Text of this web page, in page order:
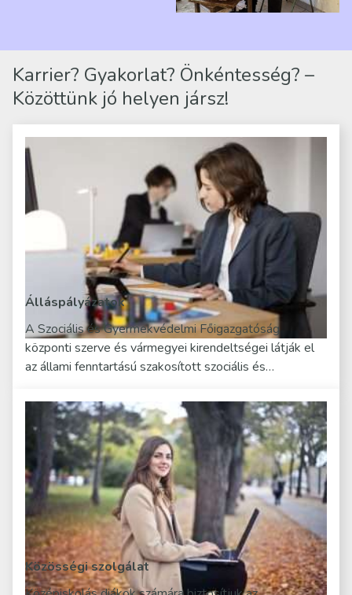
Karrier? Gyakorlat? Önkéntesség? –
Közöttünk jó helyen jársz!
Álláspályázatok
A Szociális és Gyermekvédelmi Főigazgatóság
központi szerve és vármegyei kirendeltségei látják el
az állami fenntartású szakosított szociális és…
Közösségi szolgálat